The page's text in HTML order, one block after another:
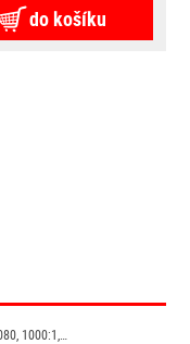
do košíku
1000:1,…